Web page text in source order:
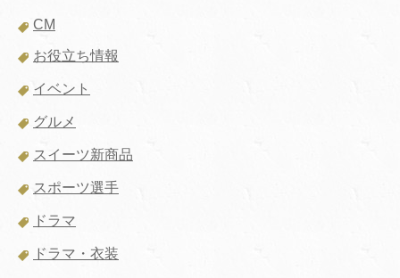
CM
お役立ち情報
イベント
グルメ
スイーツ新商品
スポーツ選手
ドラマ
ドラマ・衣装